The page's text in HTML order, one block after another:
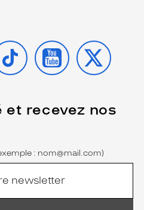
YOUTUBE
X
et recevez nos
: nom@mail.com)